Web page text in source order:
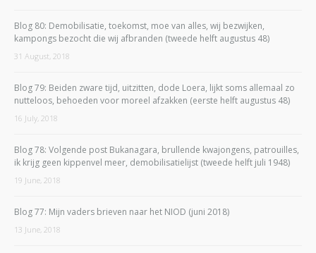
Blog 80: Demobilisatie, toekomst, moe van alles, wij bezwijken,
kampongs bezocht die wij afbranden (tweede helft augustus 48)
31 August, 2018
Blog 79: Beiden zware tijd, uitzitten, dode Loera, lijkt soms allemaal zo
nutteloos, behoeden voor moreel afzakken (eerste helft augustus 48)
16 July, 2018
Blog 78: Volgende post Bukanagara, brullende kwajongens, patrouilles,
ik krijg geen kippenvel meer, demobilisatielijst (tweede helft juli 1948)
19 June, 2018
Blog 77: Mijn vaders brieven naar het NIOD (juni 2018)
13 June, 2018